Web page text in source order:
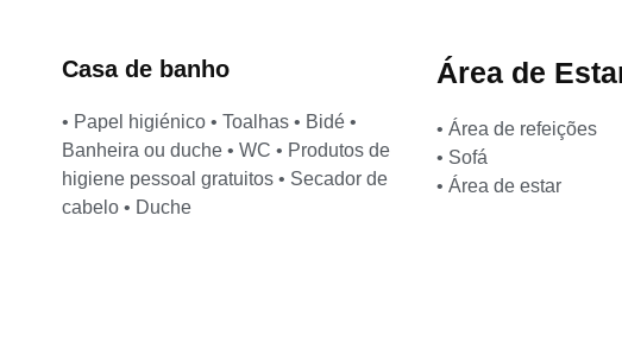
Casa de banho
• Papel higiénico • Toalhas • Bidé •
Banheira ou duche • WC • Produtos de
higiene pessoal gratuitos • Secador de
cabelo • Duche
Área de
• Área de refeições
• Sofá
• Área de estar